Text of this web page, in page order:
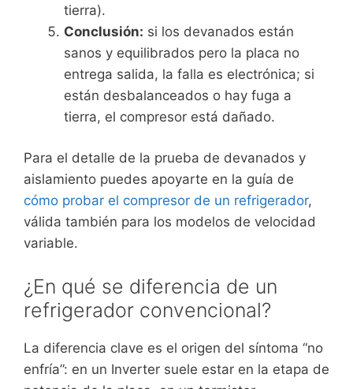
tierra).
Conclusión: si los devanados están
sanos y equilibrados pero la placa no
entrega salida, la falla es electrónica; si
están desbalanceados o hay fuga a
tierra, el compresor está dañado.
Para el detalle de la prueba de devanados y
aislamiento puedes apoyarte en la guía de
cómo probar el compresor de un refrigerador,
válida también para los modelos de velocidad
variable.
¿En qué se diferencia de un
refrigerador convencional?
La diferencia clave es el origen del síntoma “no
enfría”: en un Inverter suele estar en la etapa de